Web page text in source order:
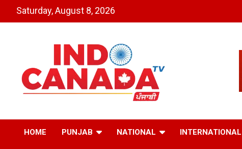
Saturday, August 8, 2026
Indo Canada TV – The
HOME PUNJAB NATIONAL INTERNATIONAL